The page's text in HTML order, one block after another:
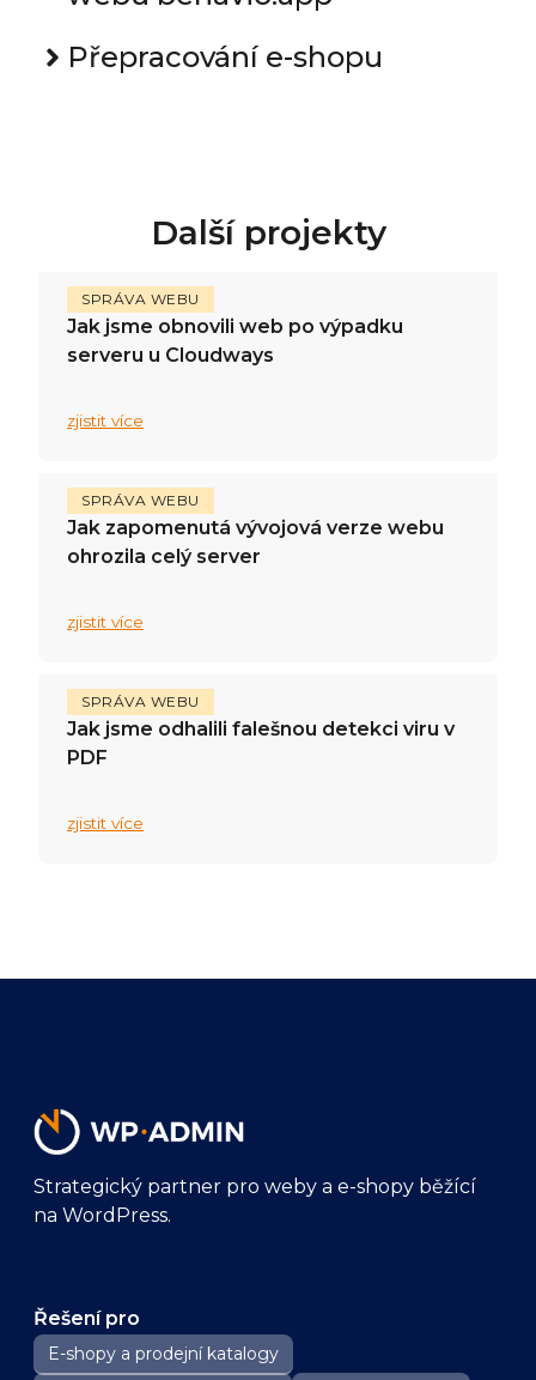
Přepracování e-shopu
Další projekty
SPRÁVA WEBU
Jak jsme obnovili web po výpadku
serveru u Cloudways
zjistit více
SPRÁVA WEBU
Jak zapomenutá vývojová verze webu
ohrozila celý server
zjistit více
SPRÁVA WEBU
Jak jsme odhalili falešnou detekci viru v
PDF
zjistit více
Strategický partner pro weby a e-shopy běžící
na WordPress.
Řešení pro
E-shopy a prodejní katalogy